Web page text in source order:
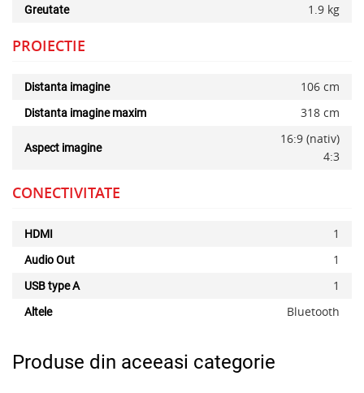
Greutate 1.9 kg
PROIECTIE
Distanta imagine 106 cm
Distanta imagine maxim 318 cm
Aspect imagine
16:9 (nativ)
4:3
CONECTIVITATE
HDMI 1
Audio Out 1
USB type A 1
Altele Bluetooth
Produse din aceeasi categorie